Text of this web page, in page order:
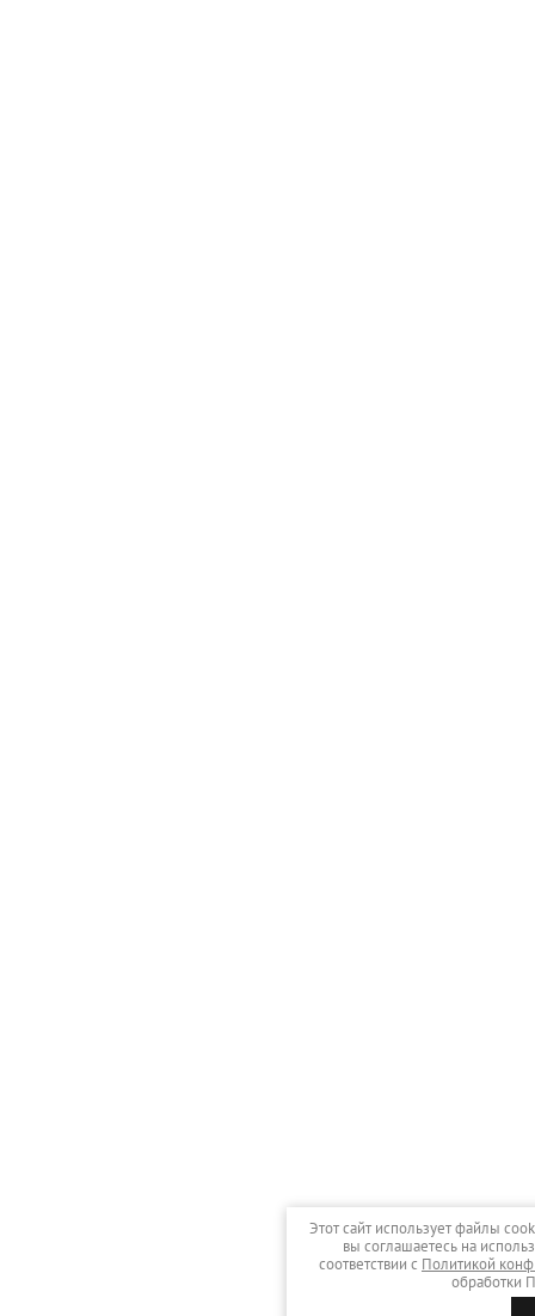
Этот сайт использует файлы
вы соглашаетесь на
соответствии с Политикой
обработки